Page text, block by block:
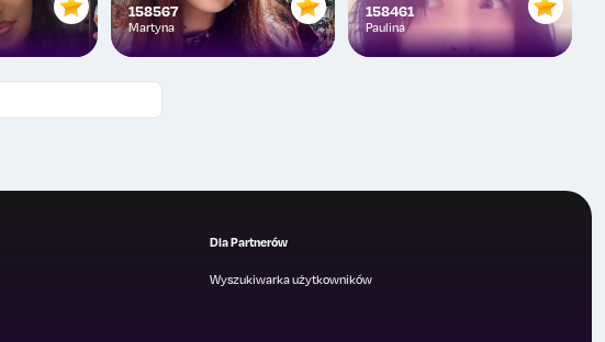
158567
Martyna
158461
Paulina
Dla Partnerów
Wyszukiwarka użytkowników